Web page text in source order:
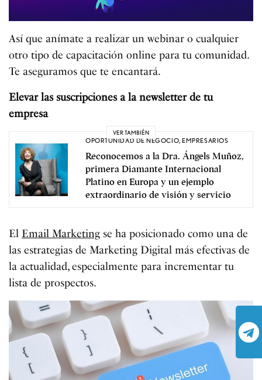
Así que anímate a realizar un webinar o cualquier
otro tipo de capacitación online para tu comunidad.
Te aseguramos que te encantará.
Elevar las suscripciones a la newsletter de tu
empresa
VER TAMBIÉN
OPORTUNIDAD DE NEGOCIO,EMPRESARIOS
Reconocemos a la Dra. Ángels Muñoz,
primera Diamante Internacional
Platino en Europa y un ejemplo
extraordinario de visión y servicio
El Email Marketing se ha posicionado como una de
las estrategias de Marketing Digital más efectivas de
la actualidad, especialmente para incrementar tu
lista de prospectos.